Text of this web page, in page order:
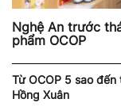
Nghệ An trước
phẩm OCOP
Từ OCOP 5 sao
Hồng Xuân